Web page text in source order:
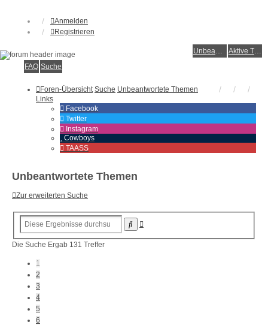
Anmelden
Registrieren
Unbeantwortete Themen
Aktive Themen
FAQ Suche
Foren-Übersicht Suche Unbeantwortete Themen
Links
Facebook
Twitter
Instagram
Cowboys
TAASS
Unbeantwortete Themen
Zur erweiterten Suche
Suche
Die Suche Ergab 131 Treffer
1
2
3
4
5
6